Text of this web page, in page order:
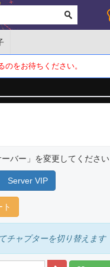
をお待ちください。
バー」を変更してください
Server VIP
ト
ャプターを切り替えます